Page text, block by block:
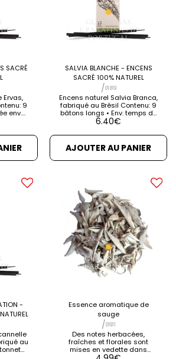
SACRÉ
Ervas,
9
env.
30m
et des
œil
SALVIA BLANCHE - ENCENS
SACRÉ 100% NATUREL
/01819
Encens naturel Salvia Branca,
fabriqué au Brésil Contenu: 9
bâtons longs • Env. temps de
cuisson: 1h 30m Fonction:
lieux et des personnes.
Destruction incessante des
énergies négatives et du
mauvais œil [...] VOIR LES
6.40€
AJOUTER AU PANIER
-
au
Essence aromatique de
sauge
/01911
Des notes herbacées,
fraîches et florales sont
mises en vedette dans